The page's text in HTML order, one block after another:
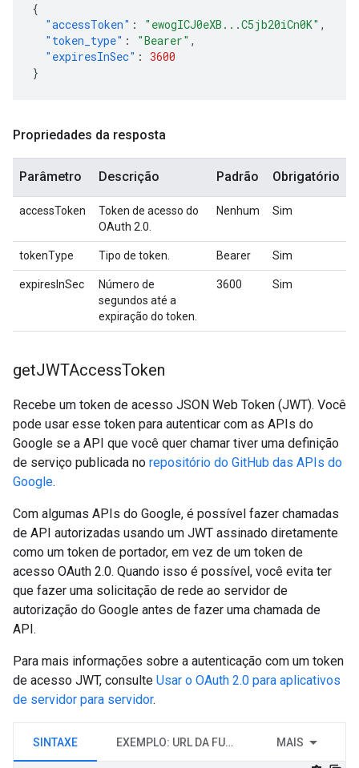
{
"accessToken" : "ewogICJ0eXB...C5jb20iCn0K" ,
"token_type" : "Bearer" ,
"expiresInSec" : 3600
}
Propriedades da resposta
Parâmetro Descrição Padrão Obrigatório
accessToken
Token de acesso do
OAuth 2.0.
Nenhum Sim
tokenType Tipo de token. Bearer Sim
expiresInSec
Número de
segundos até a
expiração do token.
3600 Sim
getJWTAccessToken
Recebe um token de acesso JSON Web Token (JWT). Você
pode usar esse token para autenticar com as APIs do
Google se a API que você quer chamar tiver uma definição
de serviço publicada no repositório do GitHub das APIs do
Google.
Com algumas APIs do Google, é possível fazer chamadas
de API autorizadas usando um JWT assinado diretamente
como um token de portador, em vez de um token de
acesso OAuth 2.0. Quando isso é possível, você evita ter
que fazer uma solicitação de rede ao servidor de
autorização do Google antes de fazer uma chamada de
API.
Para mais informações sobre a autenticação com um token
de acesso JWT, consulte Usar o OAuth 2.0 para aplicativos
de servidor para servidor.
SINTAXE EXEMPLO: URL DA FUNÇÃO DO CLOUD MAIS